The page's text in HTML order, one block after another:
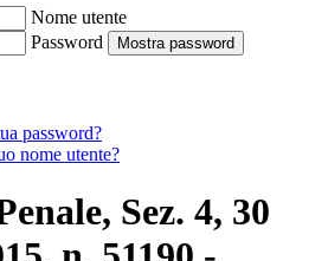
Nome utente
Password
Mostra password
password?
nome utente?
Sez. 4, 30